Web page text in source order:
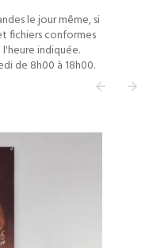
le jour même, si
fichiers conformes
indiquée.
de 8h00 à 18h00.